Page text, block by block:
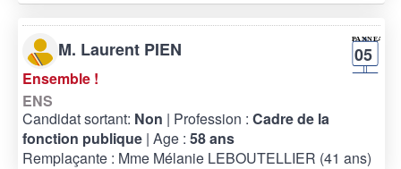
M. Laurent PIEN 05
Ensemble !
ENS
Candidat sortant: Non | Profession : Cadre de la
fonction publique | Age : 58 ans
Remplaçante : Mme Mélanie LEBOUTELLIER (41 ans)